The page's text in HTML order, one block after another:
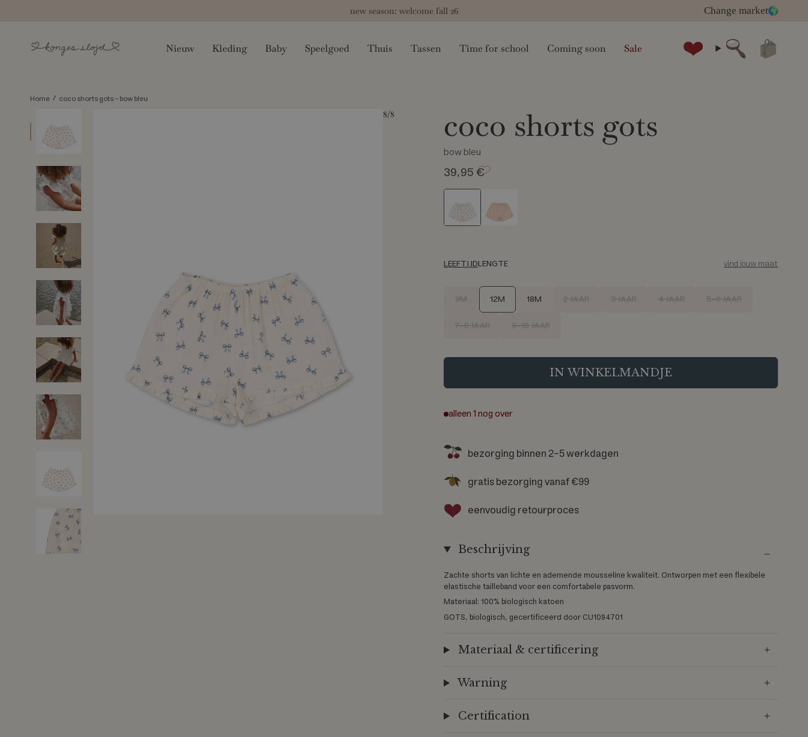
content
new season: welcome fall 26 Change market
Nieuw Kleding Baby Speelgoed Thuis Tassen Time for school Coming soon Sale zoeken
Home / coco shorts gots - bow bleu
8/8 coco shorts gots
bow bleu
39,95 €
LEEFTIJDLENGTE vind jouw maat
9M 12M 18M 2 JAAR 3 JAAR 4 JAAR
5-6 JAAR
7-8 JAAR
9-10 JAAR
IN WINKELMANDJE
alleen1nog over
bezorging binnen 2-5 werkdagen
gratis bezorging vanaf €99
eenvoudig retourproces
Beschrijving
Zachte shorts van lichte en ademende mousseline kwaliteit. Ontworpen met een flexibele
elastische tailleband voor een comfortabele pasvorm.
Materiaal: 100% biologisch katoen
GOTS, biologisch, gecertificeerd door CU1094701
Materiaal & certificering
Warning
Certification